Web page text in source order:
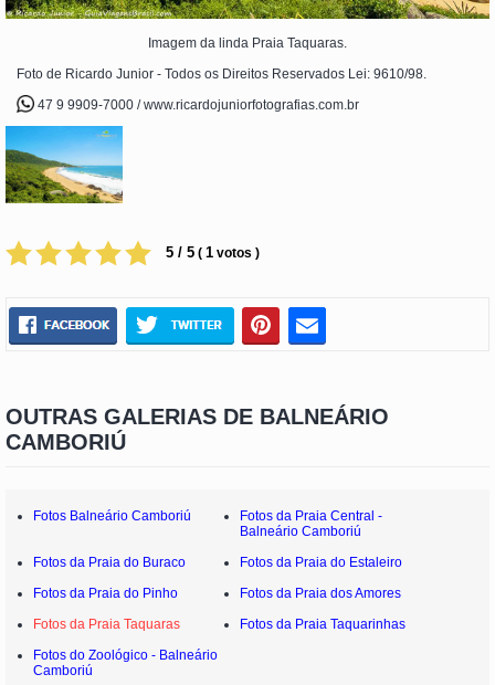
Imagem da linda Praia Taquaras.
Foto de Ricardo Junior - Todos os Direitos Reservados Lei: 9610/98.
47 9 9909-7000 / www.ricardojuniorfotografias.com.br
5 / 5 ( 1 votos )
OUTRAS GALERIAS DE BALNEÁRIO
CAMBORIÚ
Fotos Balneário Camboriú
Fotos da Praia Central -
Balneário Camboriú
Fotos da Praia do Buraco
Fotos da Praia do Estaleiro
Fotos da Praia do Pinho
Fotos da Praia dos Amores
Fotos da Praia Taquaras
Fotos da Praia Taquarinhas
Fotos do Zoológico - Balneário
Camboriú